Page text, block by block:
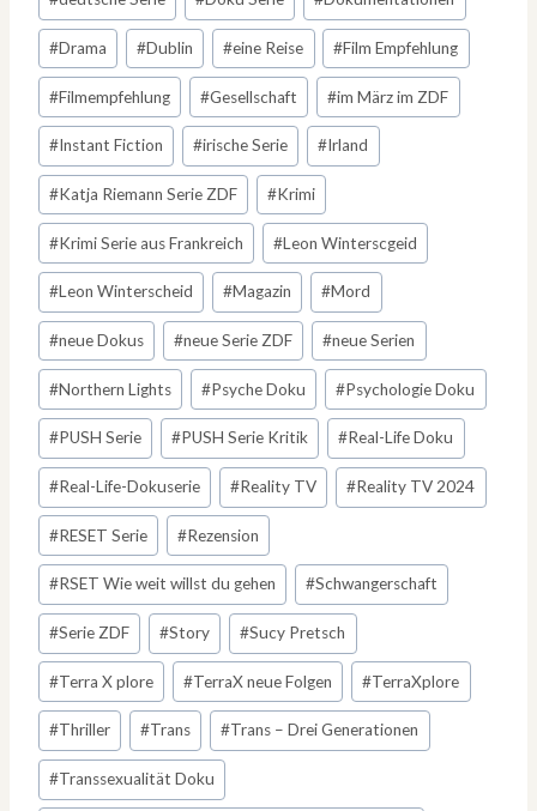
#Drama #Dublin #eine Reise #Film Empfehlung
#Filmempfehlung #Gesellschaft #im März im ZDF
#Instant Fiction #irische Serie #Irland
#Katja Riemann Serie ZDF #Krimi
#Krimi Serie aus Frankreich #Leon Winterscgeid
#Leon Winterscheid #Magazin #Mord
#neue Dokus #neue Serie ZDF #neue Serien
#Northern Lights #Psyche Doku #Psychologie Doku
#PUSH Serie #PUSH Serie Kritik #Real-Life Doku
#Real-Life-Dokuserie #Reality TV #Reality TV 2024
#RESET Serie #Rezension
#RSET Wie weit willst du gehen #Schwangerschaft
#Serie ZDF #Story #Sucy Pretsch
#Terra X plore #TerraX neue Folgen #TerraXplore
#Thriller #Trans #Trans – Drei Generationen
#Transsexualität Doku